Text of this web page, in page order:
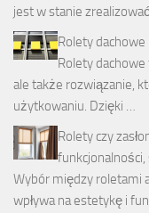
jest w stanie
Rolety dachowe
Rolety
ale także rozwiązanie,
użytkowaniu. Dzięki …
Rolety czy
Wybór między roletami
wpływa na estetykę i